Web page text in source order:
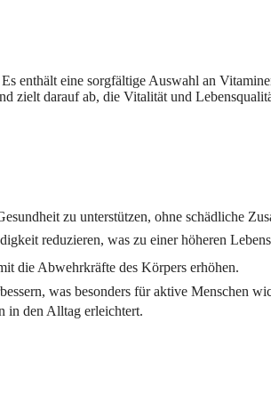
enthält eine sorgfältige Auswahl an
zielt darauf ab, die Vitalität und
zu unterstützen, ohne schädliche
reduzieren, was zu einer höheren
die Abwehrkräfte des Körpers erhöhen.
was besonders für aktive Menschen
in den Alltag erleichtert.